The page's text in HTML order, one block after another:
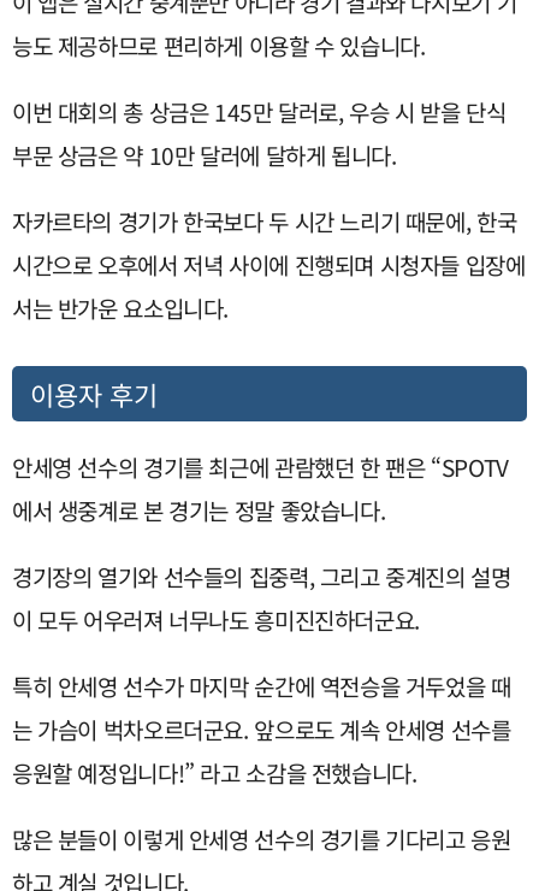
능도 제공하므로 편리하게 이용할 수 있습니다.
이번 대회의 총 상금은 145만 달러로, 우승 시 받을 단식
부문 상금은 약 10만 달러에 달하게 됩니다.
자카르타의 경기가 한국보다 두 시간 느리기 때문에, 한국
시간으로 오후에서 저녁 사이에 진행되며 시청자들 입장에
서는 반가운 요소입니다.
이용자 후기
안세영 선수의 경기를 최근에 관람했던 한 팬은 “SPOTV
에서 생중계로 본 경기는 정말 좋았습니다.
경기장의 열기와 선수들의 집중력, 그리고 중계진의 설명
이 모두 어우러져 너무나도 흥미진진하더군요.
특히 안세영 선수가 마지막 순간에 역전승을 거두었을 때
는 가슴이 벅차오르더군요. 앞으로도 계속 안세영 선수를
응원할 예정입니다!” 라고 소감을 전했습니다.
많은 분들이 이렇게 안세영 선수의 경기를 기다리고 응원
하고 계실 것입니다.